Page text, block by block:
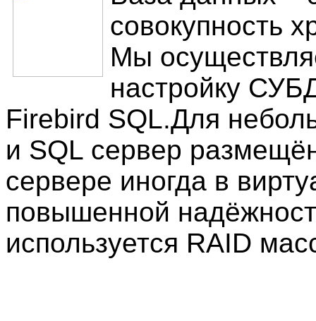
совокупность
Мы
настройку
Firebird SQL.Для
и SQL сервер
сервере иногда в
повышенной
используется RAID